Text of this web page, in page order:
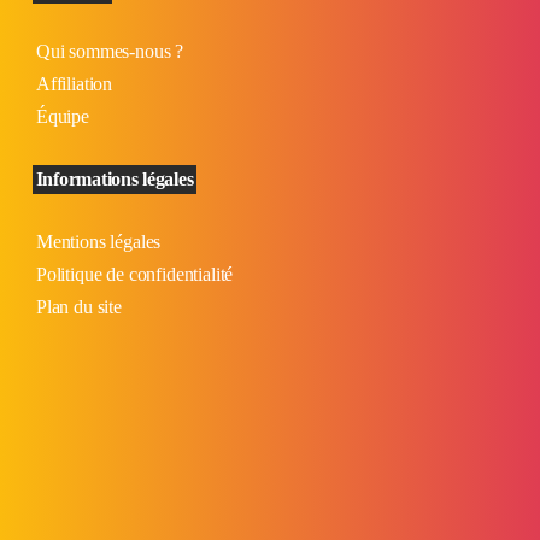
Qui sommes-nous ?
Affiliation
Équipe
Informations légales
Mentions légales
Politique de confidentialité
Plan du site